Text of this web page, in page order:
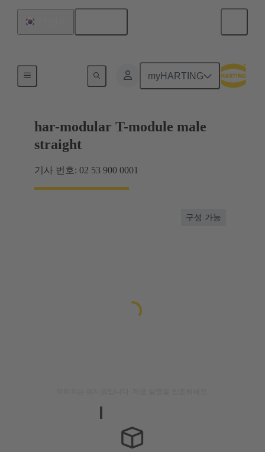
myHARTING
har-modular T-module male
straight
기사 번호: 02 53 900 0001
구성 가능